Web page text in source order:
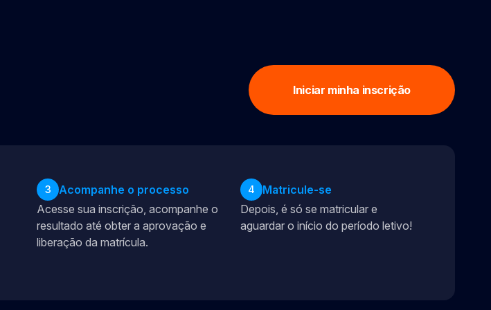
Iniciar minha inscrição
3
Acompanhe o processo
Acesse sua inscrição, acompanhe o
resultado até obter a aprovação e
liberação da matrícula.
4
Matricule-se
Depois, é só se matricular e
aguardar o início do período letivo!